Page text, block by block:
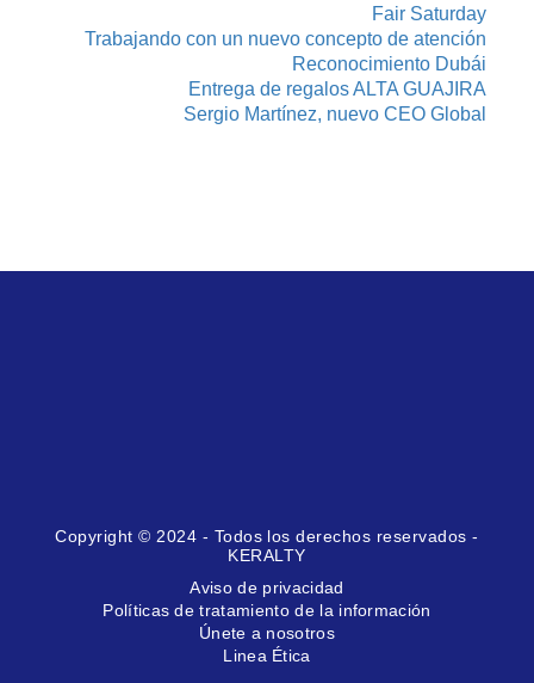
Fair Saturday
Trabajando con un nuevo concepto de atención
Reconocimiento Dubái
Entrega de regalos ALTA GUAJIRA
Sergio Martínez, nuevo CEO Global
Copyright © 2024 - Todos los derechos reservados -
KERALTY
Aviso de privacidad
Políticas de tratamiento de la información
Únete a nosotros
Linea Ética